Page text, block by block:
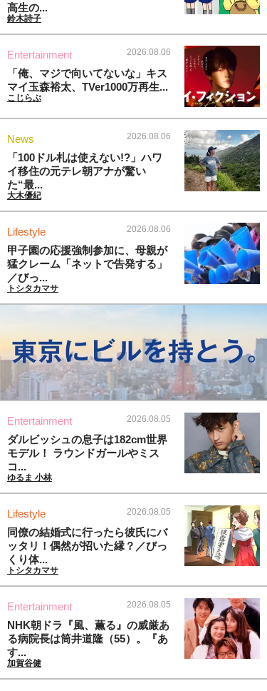
高生の...
鈴木詩子
Entertainment 2026.08.06
「俺、マジで向いてないな」キス
マイ玉森裕太、TVer1000万再生...
こじらぶ
News 2026.08.06
「100ドル札は使えない!?」ハワ
イ移住の元テレ朝アナが驚い
た“最...
大木優紀
Lifestyle 2026.08.06
甲子園の応援強制参加に、母親が
猛クレーム「ネットで告発する」
／びっ...
トシタカマサ
Entertainment 2026.08.05
ダルビッシュの息子は182cm世界
モデル！ ラウンドガールやミス
コ...
ゆるま 小林
Lifestyle 2026.08.05
同僚の結婚式に行ったら彼氏にバ
ッタリ！偶然が招いた縁？／びっ
くり体...
トシタカマサ
Entertainment 2026.08.05
NHK朝ドラ『風、薫る』の威厳あ
る病院長は筒井道隆（55）。『あ
す...
加賀谷健